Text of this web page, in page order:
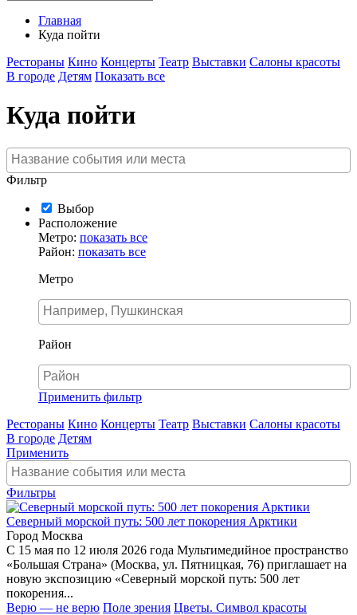
Главная
Куда пойти
Рестораны Кино Концерты Театр Выставки Салоны красоты
В городе Детям Показать все
Куда пойти
Фильтр
Выбор
Расположение
Метро: показать все
Район: показать все
Метро
Район
Применить фильтр
Рестораны Кино Концерты Театр Выставки Салоны красоты
В городе Детям
Применить
Фильтры
Северный морской путь: 500 лет покорения Арктики
Город Москва
С 15 мая по 12 июля 2026 года Мультимедийное пространство
«Большая Страна» (Москва, ул. Пятницкая, 76) приглашает на
новую экспозицию «Северный морской путь: 500 лет
покорения...
Верю — не верю Поле зрения Цветы. Символ красоты